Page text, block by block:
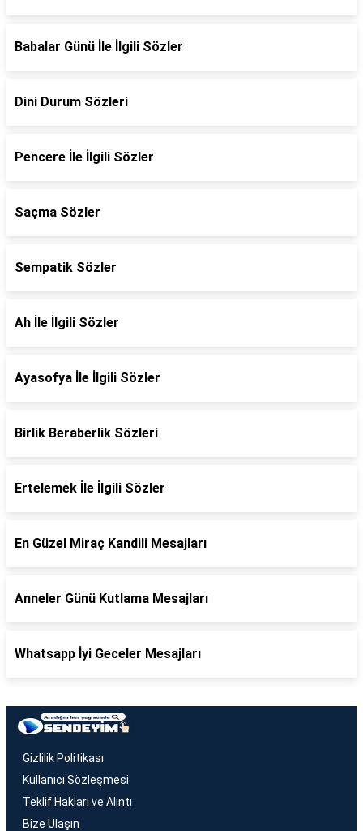
Babalar Günü İle İlgili Sözler
Dini Durum Sözleri
Pencere İle İlgili Sözler
Saçma Sözler
Sempatik Sözler
Ah İle İlgili Sözler
Ayasofya İle İlgili Sözler
Birlik Beraberlik Sözleri
Ertelemek İle İlgili Sözler
En Güzel Miraç Kandili Mesajları
Anneler Günü Kutlama Mesajları
Whatsapp İyi Geceler Mesajları
Gizlilik Politikası
Kullanıcı Sözleşmesi
Teklif Hakları ve Alıntı
Bize Ulaşın